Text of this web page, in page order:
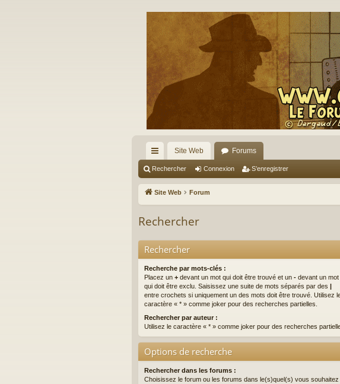
cc
ès
ra
pi
de
Site Web Forums
Rechercher Connexion S’enregistrer
Site Web Forum
Rechercher
Rechercher
Recherche par mots-clés :
Placez un + devant un mot qui doit être trouvé et un - devant un mot
qui doit être exclu. Saisissez une suite de mots séparés par des |
entre crochets si uniquement un des mots doit être trouvé. Utilisez
caractère « * » comme joker pour des recherches partielles.
Rechercher par auteur :
Utilisez le caractère « * » comme joker pour des recherches
Options de recherche
Rechercher dans les forums :
Choisissez le forum ou les forums dans le(s)quel(s) vous souhaitez